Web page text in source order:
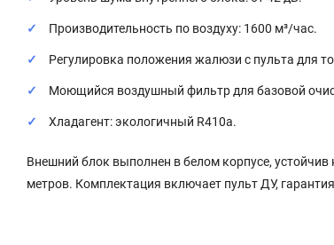
Производительность по воздуху: 1600 м³/час.
Регулировка положения жалюзи с пульта для
Моющийся воздушный фильтр для базовой
Хладагент: экологичный R410a.
Внешний блок выполнен в белом корпусе,
метров. Комплектация включает пульт ДУ,